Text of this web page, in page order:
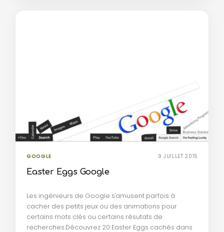
GOOGLE 9 JUILLET 2015
Easter Eggs Google
Les ingénieurs de Google s'amusent parfois à
cacher des petits jeux ou des animations pour
certains mots clés ou certains résutats de
recherches.Découvrez 20 Easter Eggs cachés dans